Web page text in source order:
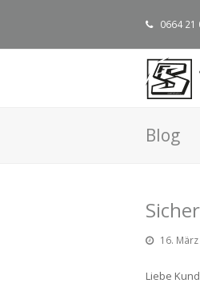
0664 21
Blog
16.
Liebe